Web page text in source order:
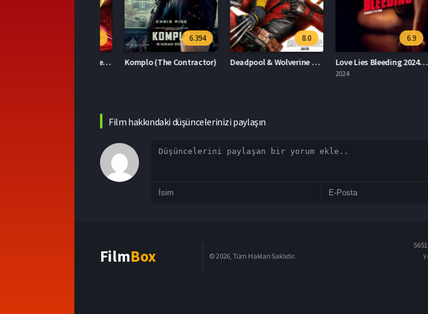
6.394
Komplo (The Contractor)
8.0
Deadpool & Wolverine Deadpool 3
6.9
Love Lies Bleeding 2024 – Aşk Kanayan Yalanlardır 1080p Turkce Dublaj izle
Film hakkındaki düşüncelerinizi paylaşın
FilmBox © 2026, Tüm Hakları Saklıdır.